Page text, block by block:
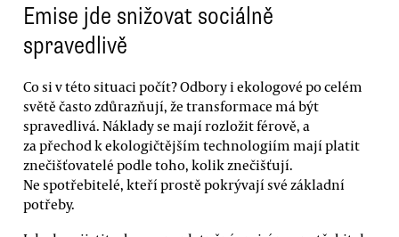
Emise jde snižovat sociálně
spravedlivě
Co si v této situaci počít? Odbory i ekologové po celém
světě často zdůrazňují, že transformace má být
spravedlivá. Náklady se mají rozložit férově, a
za přechod k ekologičtějším technologiím mají platit
znečišťovatelé podle toho, kolik znečišťují.
Ne spotřebitelé, kteří prostě pokrývají své základní
potřeby.